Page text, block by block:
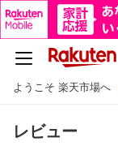
ようこそ 楽天市場へ
レビュー